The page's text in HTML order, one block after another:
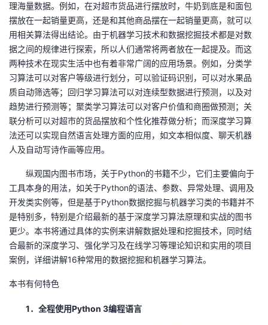
我
的
课
程
我
的
认
证
我
的
实
验
我
的
收
藏
的
技
术
支
持
我
的
云
声
建
议
理海量数据。例如，在对超市货品进行摆放时，牛奶到底是和面包
摆放在一起销量更高，还是和其他商品摆在一起销量更高，就可以
用相关算法得出结论。由于机器学习技术和数据挖掘技术都是对数
据之间的规律进行探索，所以人们通常将两者放在一起提及。而这
两种技术在现实生活中也有着非常广阔的应用场景。例如，分类学
习算法可以对客户等级进行划分，可以验证码识别，可以对水果品
质自动筛选等；回归学习算法可以对连续型数据进行预测，以及对
趋势进行预测等；聚类学习算法可以对客户价值和商圈做预测；关
联分析可以对超市的货品摆放和个性化推荐做分析；而深度学习算
法还可以实现自然语言处理方面的应用，如文本相似度、聊天机器
人及自动写诗作画等应用。
纵观国内图书市场，关于Python的书籍不少，它们主要偏向于
工具本身的用法，如关于Python的语法、参数、异常处理、调用及
开发类实例等，但是基于Python数据挖掘与机器学习类的书籍并不
是特别多，特别是介绍最新的基于深度学习算法原理和实战的图书
更少。本书将通过具体的实例来讲解数据处理和挖掘技术，同时结
合最新的深度学习、强化学习及在线学习等理论知识和实用的项目
案例，详细讲解16种常用的数据挖掘和机器学习算法。
本书有何特色
1．全程使用Python 3编程语言